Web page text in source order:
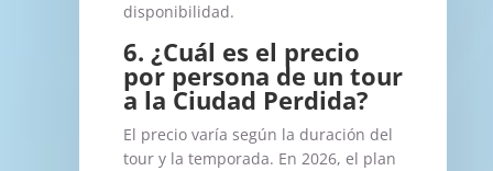
disponibilidad.
6. ¿Cuál es el precio
por persona de un tour
a la Ciudad Perdida?
El precio varía según la duración del
tour y la temporada. En 2026, el plan